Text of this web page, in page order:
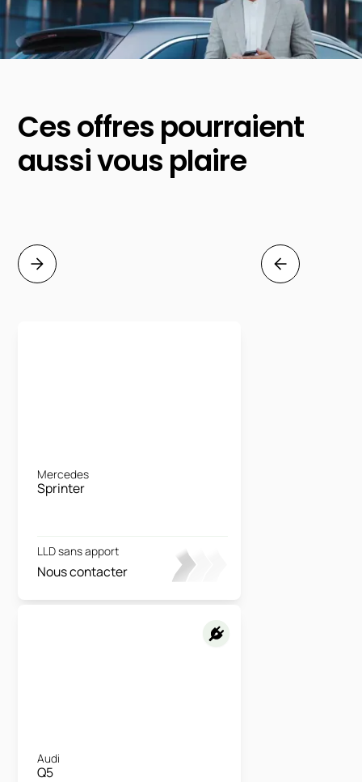
Ces offres pourraient
aussi vous plaire
Mercedes
Sprinter
LLD sans apport
Nous contacter
Audi
Q5